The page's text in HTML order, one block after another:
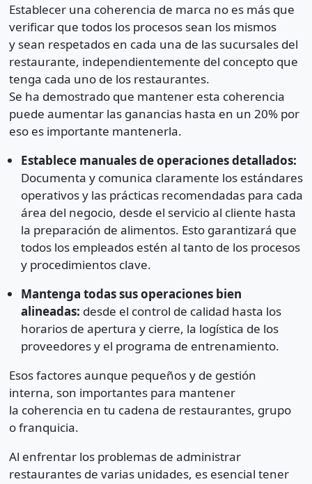
Establecer una coherencia de marca no es más que
verificar que todos los procesos sean los mismos
y sean respetados en cada una de las sucursales del
restaurante, independientemente del concepto que
tenga cada uno de los restaurantes.
Se ha demostrado que mantener esta coherencia
puede aumentar las ganancias hasta en un 20% por
eso es importante mantenerla.
Establece manuales de operaciones detallados:
Documenta y comunica claramente los estándares
operativos y las prácticas recomendadas para cada
área del negocio, desde el servicio al cliente hasta
la preparación de alimentos. Esto garantizará que
todos los empleados estén al tanto de los procesos
y procedimientos clave.
Mantenga todas sus operaciones bien
alineadas: desde el control de calidad hasta los
horarios de apertura y cierre, la logística de los
proveedores y el programa de entrenamiento.
Esos factores aunque pequeños y de gestión
interna, son importantes para mantener
la coherencia en tu cadena de restaurantes, grupo
o franquicia.
Al enfrentar los problemas de administrar
restaurantes de varias unidades, es esencial tener